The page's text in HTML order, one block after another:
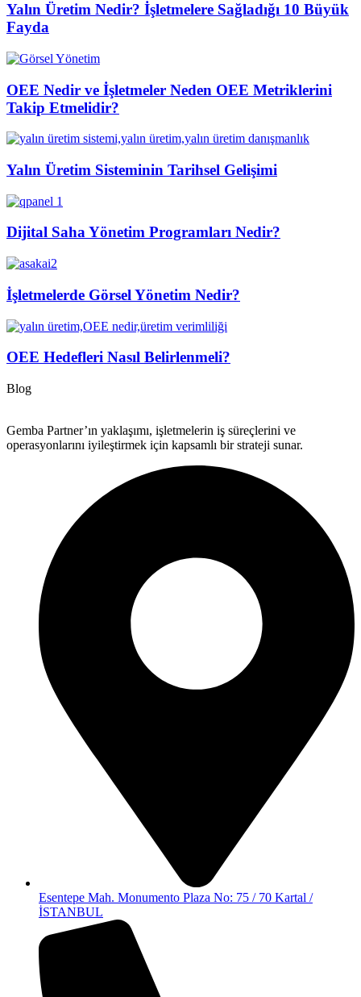
Yalın Üretim Nedir? İşletmelere Sağladığı 10 Büyük
Fayda
OEE Nedir ve İşletmeler Neden OEE Metriklerini
Takip Etmelidir?
Yalın Üretim Sisteminin Tarihsel Gelişimi
Dijital Saha Yönetim Programları Nedir?
İşletmelerde Görsel Yönetim Nedir?
OEE Hedefleri Nasıl Belirlenmeli?
Blog
Gemba Partner’ın yaklaşımı, işletmelerin iş süreçlerini ve
operasyonlarını iyileştirmek için kapsamlı bir strateji sunar.
Esentepe Mah. Monumento Plaza No: 75 / 70 Kartal /
İSTANBUL